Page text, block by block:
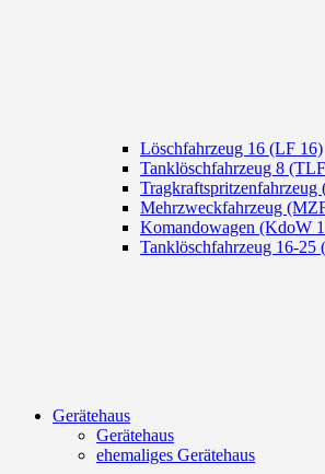
Löschfahrzeug 16 (LF 16)
Tanklöschfahrzeug 8
Tragkraftspritzenfahrzeug
Mehrzweckfahrzeug
Komandowagen (KdoW
Tanklöschfahrzeug 16-25
Gerätehaus
Gerätehaus
ehemaliges Gerätehaus